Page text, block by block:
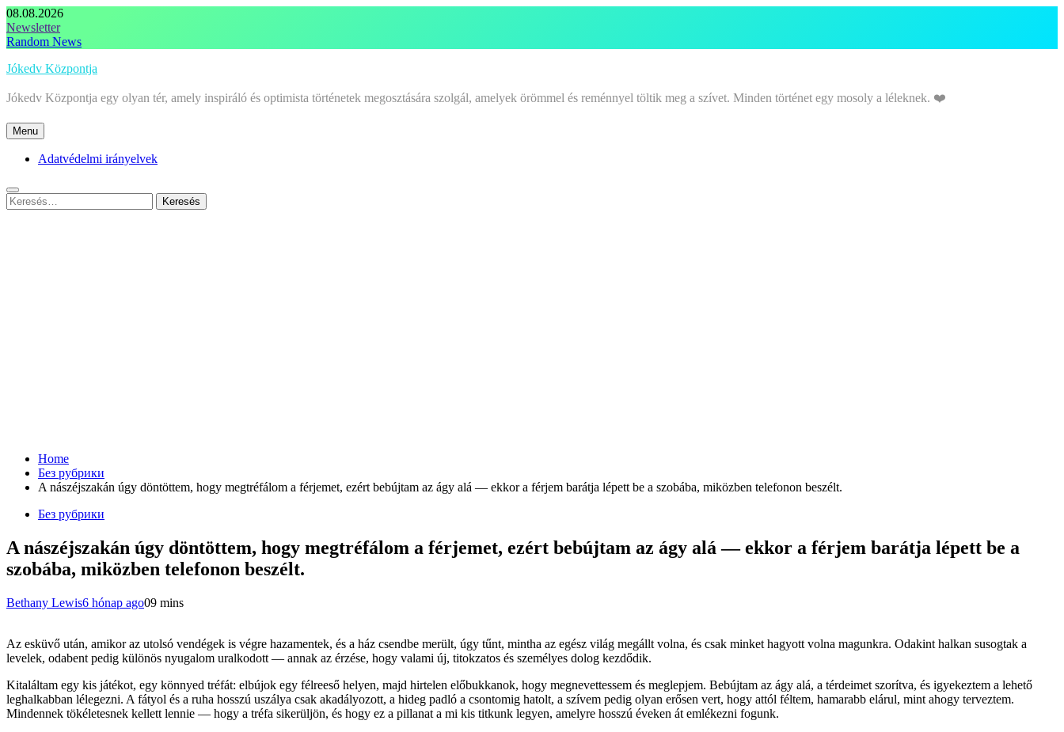
Skip
to
content
08.08.2026
Newsletter
Random News
Jókedv Központja
Jókedv Központja egy olyan tér, amely inspiráló és optimista történetek megosztására szolgál, amelyek örömmel és reménnyel töltik meg a szívet. Minden történet egy mosoly a léleknek. ❤️
Menu
Adatvédelmi irányelvek
Keresés:
Home
Без рубрики
A nászéjszakán úgy döntöttem, hogy megtréfálom a férjemet, ezért bebújtam az ágy alá — ekkor a férjem barátja lépett be a szobába, miközben telefonon beszélt.
Без рубрики
A nászéjszakán úgy döntöttem, hogy megtréfálom a férjemet, ezért bebújtam az ágy alá — ekkor a férjem barátja lépett be a
szobába, miközben telefonon beszélt.
Bethany Lewis6 hónap ago09 mins
Az esküvő után, amikor az utolsó vendégek is végre hazamentek, és a ház csendbe merült, úgy tűnt, mintha az egész világ megállt volna, és csak minket hagyott volna magunkra. Odakint halkan susogtak a
levelek, odabent pedig különös nyugalom uralkodott — annak az érzése, hogy valami új, titokzatos és személyes dolog kezdődik.
Kitaláltam egy kis játékot, egy könnyed tréfát: elbújok egy félreeső helyen, majd hirtelen előbukkanok, hogy megnevettessem és meglepjem. Bebújtam az ágy alá, a térdeimet szorítva, és igyekeztem a lehető
leghalkabban lélegezni. A fátyol és a ruha hosszú uszálya csak akadályozott, a hideg padló a csontomig hatolt, a szívem pedig olyan erősen vert, hogy attól féltem, hamarabb elárul, mint ahogy terveztem.
Mindennek tökéletesnek kellett lennie — hogy a tréfa sikerüljön, és hogy ez a pillanat a mi kis titkunk legyen, amelyre hosszú éveken át emlékezni fogunk.